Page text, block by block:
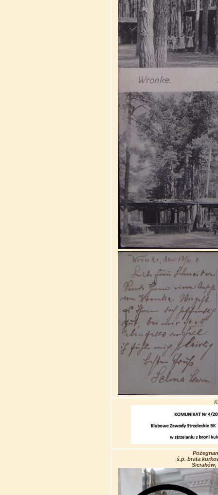
ś.p. brata
Sieraków,